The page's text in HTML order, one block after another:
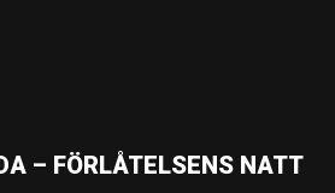
– FÖRLÅTELSENS NATT